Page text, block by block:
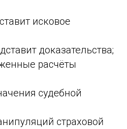
исковое
доказательства;
расчёты
судебной
страховой